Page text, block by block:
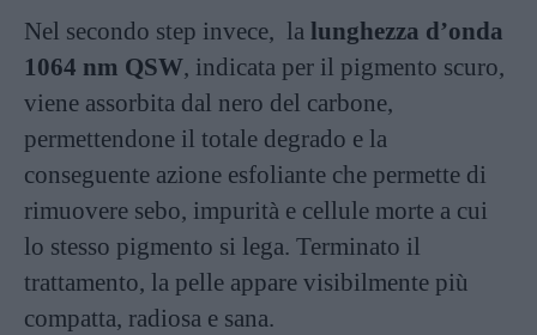
Nel secondo step invece, la lunghezza d’onda
1064 nm QSW, indicata per il pigmento scuro,
viene assorbita dal nero del carbone,
permettendone il totale degrado e la
conseguente azione esfoliante che permette di
rimuovere sebo, impurità e cellule morte a cui
lo stesso pigmento si lega. Terminato il
trattamento, la pelle appare visibilmente più
compatta, radiosa e sana.